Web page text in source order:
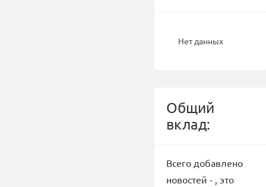
Нет данных
Общий
вклад:
Всего добавлено
новостей - , это